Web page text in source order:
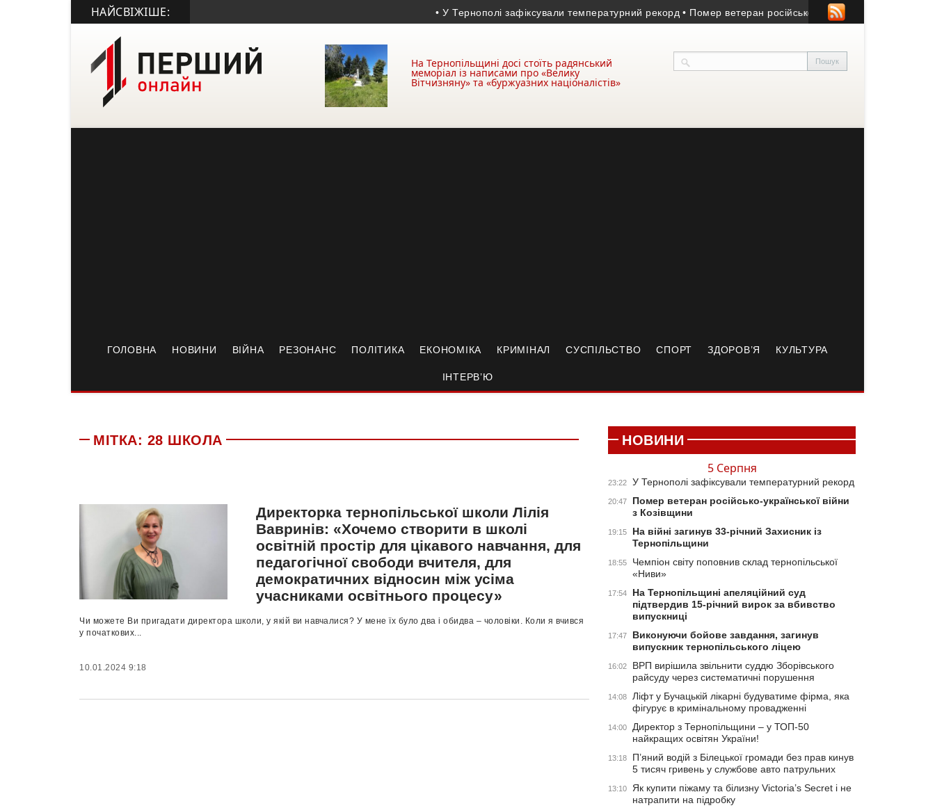
НАЙСВІЖІШЕ: • У Тернополі зафіксували температурний рекорд • Помер ветеран російсько-української війни з Козівщини
На Тернопільщині досі стоїть радянський
меморіал із написами про «Велику
Вітчизняну» та «буржуазних націоналістів»
ГОЛОВНА НОВИНИ ВІЙНА РЕЗОНАНС ПОЛІТИКА ЕКОНОМІКА КРИМІНАЛ СУСПІЛЬСТВО СПОРТ ЗДОРОВ’Я КУЛЬТУРА
ІНТЕРВ’Ю
МІТКА: 28 ШКОЛА
Директорка тернопільської школи Лілія
Вавринів: «Хочемо створити в школі
освітній простір для цікавого навчання, для
педагогічної свободи вчителя, для
демократичних відносин між усіма
учасниками освітнього процесу»
Чи можете Ви пригадати директора школи, у якій ви навчалися? У мене їх було два і обидва – чоловіки. Коли я вчився
у початкових...
10.01.2024 9:18
НОВИНИ
5 Серпня
23:22 У Тернополі зафіксували температурний рекорд
20:47
Помер ветеран російсько-української війни
з Козівщини
19:15
На війні загинув 33-річний Захисник із
Тернопільщини
18:55
Чемпіон світу поповнив склад тернопільської
«Ниви»
17:54
На Тернопільщині апеляційний суд
підтвердив 15-річний вирок за вбивство
випускниці
17:47
Виконуючи бойове завдання, загинув
випускник тернопільського ліцею
16:02
ВРП вирішила звільнити суддю Зборівського
райсуду через систематичні порушення
14:08
Ліфт у Бучацькій лікарні будуватиме фірма, яка
фігурує в кримінальному провадженні
14:00
Директор з Тернопільщини – у ТОП-50
найкращих освітян України!
13:18
П’яний водій з Білецької громади без прав кинув
5 тисяч гривень у службове авто патрульних
13:10
Як купити піжаму та білизну Victoria’s Secret і не
натрапити на підробку